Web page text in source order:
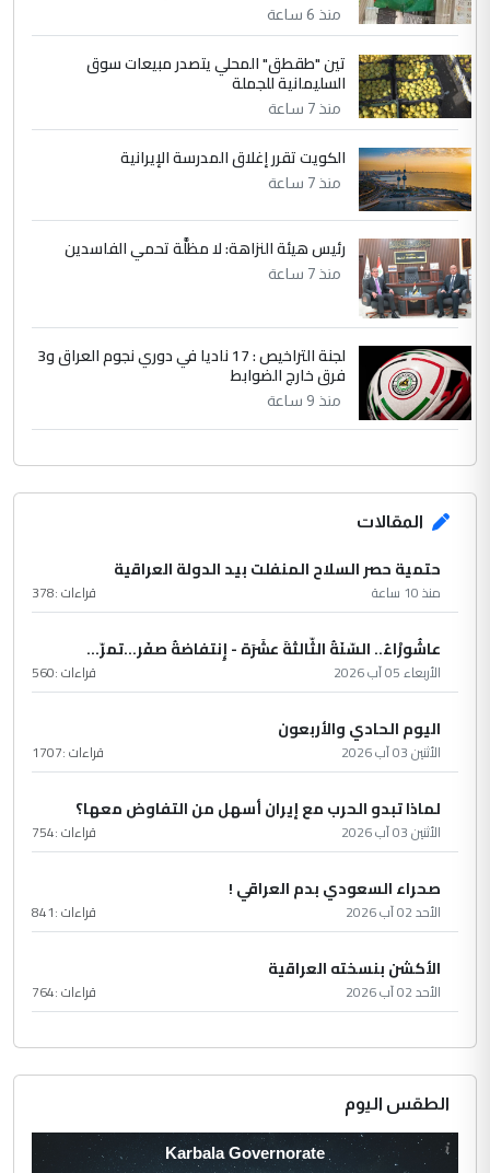
التعليق : تحياتي لك استاذ حامدتركان. كلام
دقيق ومسؤول؛ فالاستثمار الحقيقي للإنسان
وثروات البلد يعتمد على الكفاءة ...
الموضوع :
بين الإهمال واغتصاب الأرض.. بلاد
الرافدين تعاني الجفاف والتصحر!!
منذ 6 ساعة
تين "طقطق" المحلي يتصدر مبيعات سوق
السليمانية للجملة
منذ 7 ساعة
الكويت تقرر إغلاق المدرسة الإيرانية
منذ 7 ساعة
رئيس هيئة النزاهة: لا مظلَّة تحمي الفاسدين
منذ 7 ساعة
لجنة التراخيص : 17 ناديا في دوري نجوم العراق و3
فرق خارج الضوابط
منذ 9 ساعة
المقالات
حتمية حصر السلاح المنفلت بيد الدولة العراقية
منذ 10 ساعة قراءات :378
عاشُورْاءُ.. السّنَةُ الثّالثةَ عشَرَة - إِنتفاضةُ صفَر…تمرّ...
الأربعاء 05 آب 2026 قراءات :560
اليوم الحادي والأربعون
الأثنين 03 آب 2026 قراءات :1707
لماذا تبدو الحرب مع إيران أسهل من التفاوض معها؟
الأثنين 03 آب 2026 قراءات :754
صحراء السعودي بدم العراقي !
الأحد 02 آب 2026 قراءات :841
الأكشن بنسخته العراقية
الأحد 02 آب 2026 قراءات :764
الطقس اليوم
Karbala Governorate